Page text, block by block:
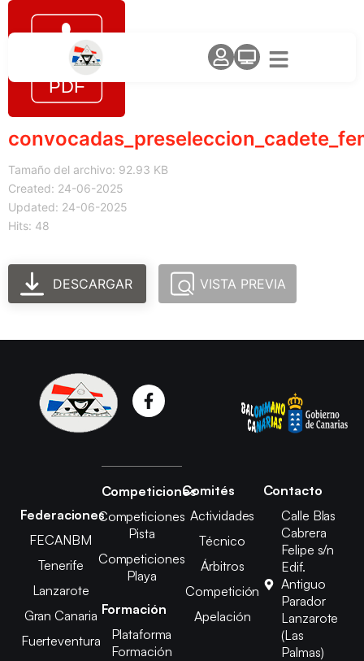
Tamaño del archivo: 92.93 KB
Created: 24-06-2025
Updated: 24-06-2025
Hits: 48
DESCARGAR VISTA PREVIA
Federaciones
FECANBM
Tenerife
Lanzarote
Gran Canaria
Fuerteventura
Competiciones
Competiciones
Pista
Competiciones
Playa
Formación
Plataforma
Formación
Comités
Actividades
Técnico
Árbitros
Competición
Apelación
Contacto
Calle Blas
Cabrera
Felipe s/n
Edif.
Antiguo
Parador
Lanzarote
(Las
Palmas)